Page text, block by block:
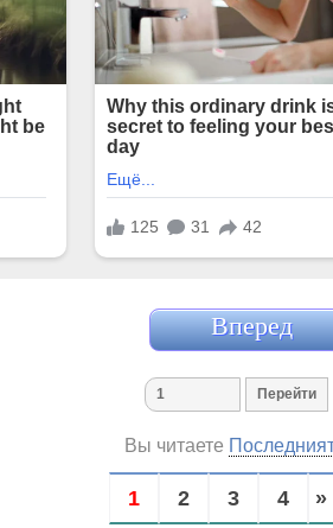
Вперед
Вы читаете
1 2 3 4 »